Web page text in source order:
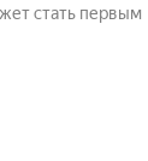
(18+)
задать
стать первым